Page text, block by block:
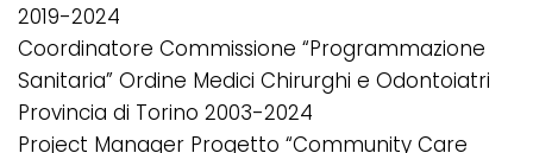
2019-2024
Coordinatore Commissione “Programmazione
Sanitaria” Ordine Medici Chirurghi e Odontoiatri
Provincia di Torino 2003-2024
Project Manager Progetto “Community Care